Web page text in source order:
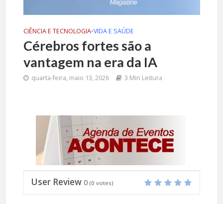
CIÊNCIA E TECNOLOGIA•VIDA E SAÚDE
Cérebros fortes são a
vantagem na era da IA
quarta-feira, maio 13, 2026 3 Min Leitura
User Review 0 (0 votes)